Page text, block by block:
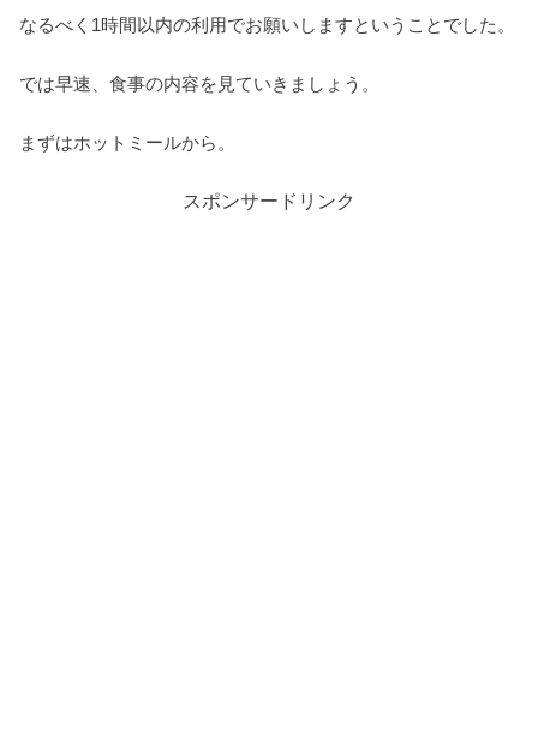
なるべく1時間以内の利用でお願いしますということでした。
では早速、食事の内容を見ていきましょう。
まずはホットミールから。
スポンサードリンク